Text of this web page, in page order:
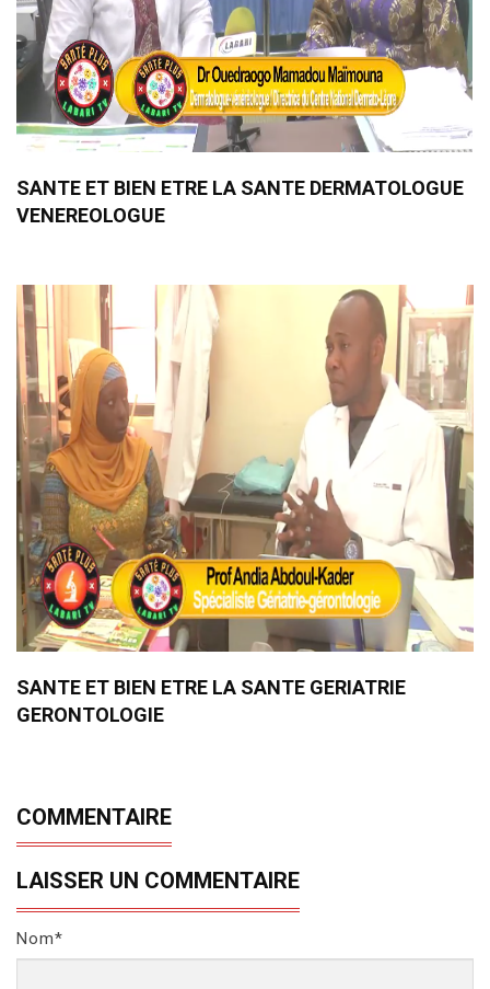
SANTE ET BIEN ETRE LA SANTE DERMATOLOGUE
VENEREOLOGUE
SANTE ET BIEN ETRE LA SANTE GERIATRIE
GERONTOLOGIE
COMMENTAIRE
LAISSER UN COMMENTAIRE
Nom*